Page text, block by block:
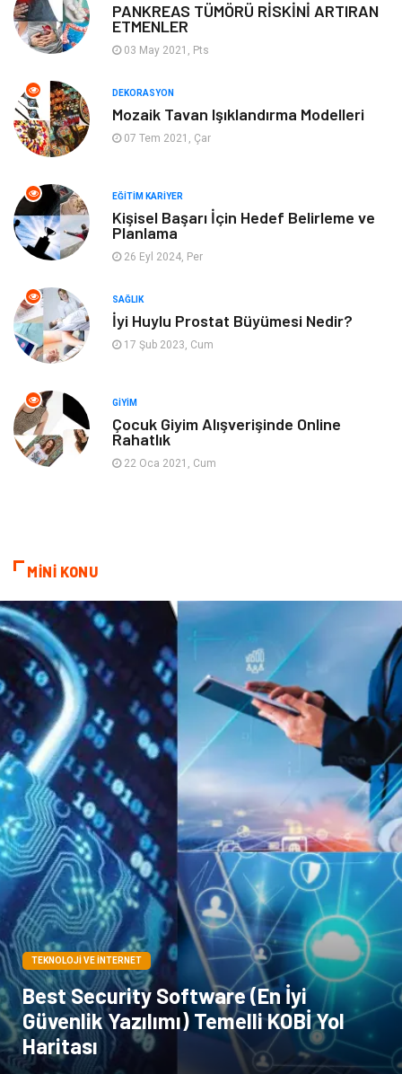
Moda
Anne Çocuk
Aksesuar Genel Kültür
Spor Müzik
Ev işleri
Cam
Sigorta Spor Malzemeleri
Bebek Giyim
Kına Gecesi
PANKREAS TÜMÖRÜ RİSKİNİ ARTIRAN
ETMENLER
03 May 2021, Pts
DEKORASYON
Mozaik Tavan Işıklandırma Modelleri
07 Tem 2021, Çar
EĞITIM KARIYER
Kişisel Başarı İçin Hedef Belirleme ve
Planlama
26 Eyl 2024, Per
SAĞLIK
İyi Huylu Prostat Büyümesi Nedir?
17 Şub 2023, Cum
GIYIM
Çocuk Giyim Alışverişinde Online
Rahatlık
22 Oca 2021, Cum
MİNİ KONU
TEKNOLOJI VE İNTERNET
Best Security Software (En İyi
Güvenlik Yazılımı) Temelli KOBİ Yol
Haritası